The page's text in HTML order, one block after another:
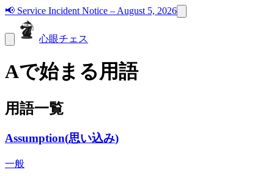
📢 Service Incident Notice – August 5, 2026
心眼チェス
Aで始まる用語
用語一覧
Assumption(思い込み)
一般